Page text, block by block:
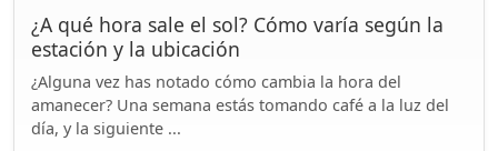
¿A qué hora sale el sol? Cómo varía según la
estación y la ubicación
¿Alguna vez has notado cómo cambia la hora del
amanecer? Una semana estás tomando café a la luz del
día, y la siguiente ...